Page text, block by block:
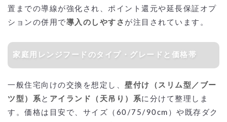
置までの導線が強化され、ポイント還元や延長保証オプ
ションの併用で導入のしやすさ が注目されています。
家庭用レンジフードのタイプ・グレードと価格帯
一般住宅向けの交換を想定し、 壁付け（スリム型／ブー
ツ型）系と アイランド（天吊り）系に分けて整理しま
す。価格は目安で、サイズ（60/75/90cm）や既存ダク